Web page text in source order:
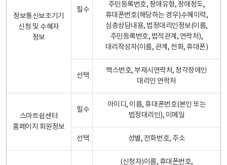
정보통신보조기기
신청 및 수혜자
정보
필수
주민등록번호, 장애유형, 장애정도,
휴대폰번호(해당하는 경우)수혜이력,
심층상담내용, 법정대리인정보(이름,
주민등록번호, 법적관계, 연락처),
대리작성자(이름, 관계, 전화, 휴대폰)
선택
팩스번호, 부재시연락처, 청각장애인
대리인 연락처
스마트쉼센터
홈페이지 회원정보
필수
아이디, 이름, 휴대폰번호(본인 또는
법정대리인), 이메일
선택 성별, 전화번호, 주소
(신청자)이름, 휴대폰번호,